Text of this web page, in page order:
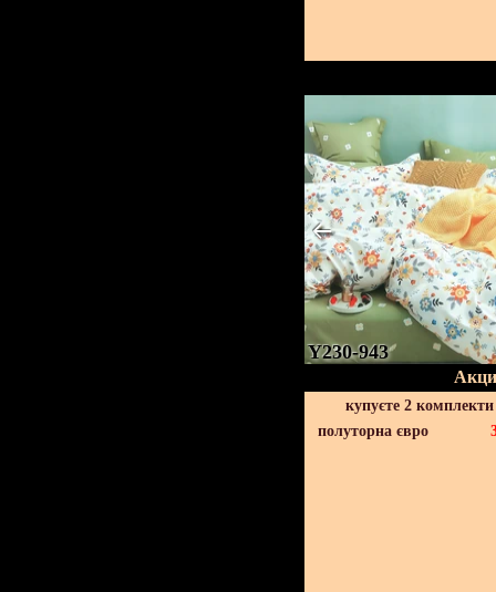
Y230-943
купуєте 2
полуторна євро